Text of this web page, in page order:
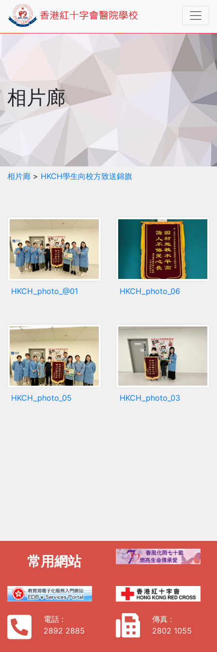
相片廊
相片廊 > HKCH學生向校方致送錦旗
HKCH_photo_@01 HKCH_photo_06
HKCH_photo_05 HKCH_photo_03
常用網站
電話 :
2892 2885
傳真 :
2802 1055